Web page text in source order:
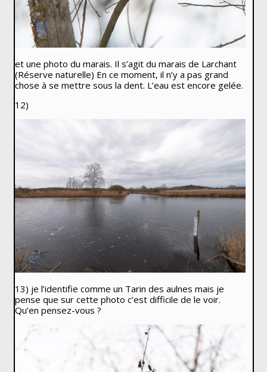
et une photo du marais. Il s’agit du marais de Larchant
(Réserve naturelle) En ce moment, il n’y a pas grand
chose à se mettre sous la dent. L’eau est encore gelée.
12)
13) je l’identifie comme un Tarin des aulnes mais je
pense que sur cette photo c’est difficile de le voir.
Qu’en pensez-vous ?